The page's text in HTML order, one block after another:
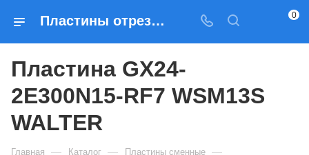
Пластины отрезные Пластина GX24-2E300N15-RF7 WSM13S WALTER — купить по выгодным ценам в Москве 0
Пластина GX24-
2E300N15-RF7 WSM13S
WALTER
Главная — Каталог — Пластины сменные —